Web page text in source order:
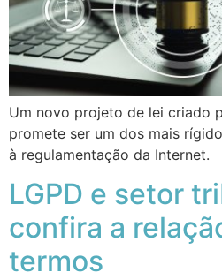
Um novo projeto de lei criado
promete ser um dos mais
à regulamentação da Internet.
LGPD e setor
confira a
termos